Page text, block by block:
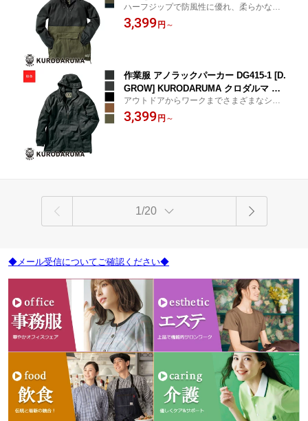
着 ワークウェア ワークユニフォーム 防
寒服 防寒着
ハーフジップで防風性に優れ、柔らかな肌
触りが特徴です。
3,399 円 ～
作業服 アノラックパーカー DG415-1 [D.
GROW] KURODARUMA クロダルマ 作
業着 ワークウェア ワークユニフォーム
防寒服 防寒着
アウトドアからワークまでさまざまなシー
ンに適したアノラックバーカー。
3,399 円 ～
1/20
◆メール受信についてご確認ください◆